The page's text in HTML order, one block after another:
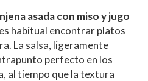
asada con miso y jugo
habitual encontrar platos
La salsa, ligeramente
perfecto en los
al tiempo que la textura